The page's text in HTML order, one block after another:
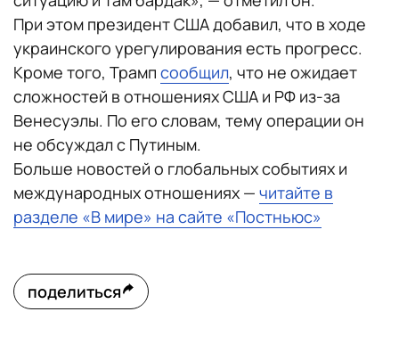
При этом президент США добавил, что в ходе
украинского урегулирования есть прогресс.
Кроме того, Трамп сообщил, что не ожидает
сложностей в отношениях США и РФ из-за
Венесуэлы. По его словам, тему операции он
не обсуждал с Путиным.
Больше новостей о глобальных событиях и
международных отношениях — читайте в
разделе «В мире» на сайте «Постньюс»
поделиться